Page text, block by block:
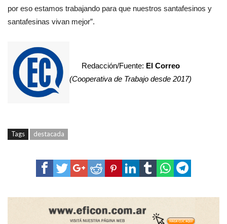
por eso estamos trabajando para que nuestros santafesinos y
santafesinas vivan mejor”.
Redacción/Fuente: El Correo
(Cooperativa de Trabajo desde 2017)
Tags destacada